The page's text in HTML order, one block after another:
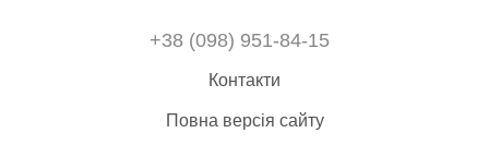
+38 (098) 951-84-15
Контакти
Повна версія сайту